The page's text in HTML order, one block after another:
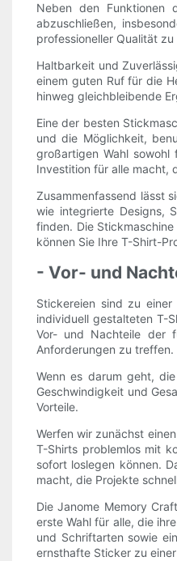
Neben den Funktionen
abzuschließen,
professioneller Qualität
Haltbarkeit und
einem guten Ruf für die
hinweg gleichbleibende
Eine der besten
und die Möglichkeit,
großartigen Wahl
Investition für alle macht,
Zusammenfassend lässt
wie integrierte Designs,
finden. Die
können Sie Ihre T-Shirt-
- Vor- und
Stickereien sind zu
individuell gestalteten T-
Vor- und Nachteile der
Anforderungen zu treffen.
Wenn es darum geht,
Geschwindigkeit und
Vorteile.
Werfen wir zunächst
T-Shirts problemlos mit
sofort loslegen können.
macht, die Projekte
Die Janome Memory
erste Wahl für alle, die
und Schriftarten sowie
ernsthafte Sticker zu